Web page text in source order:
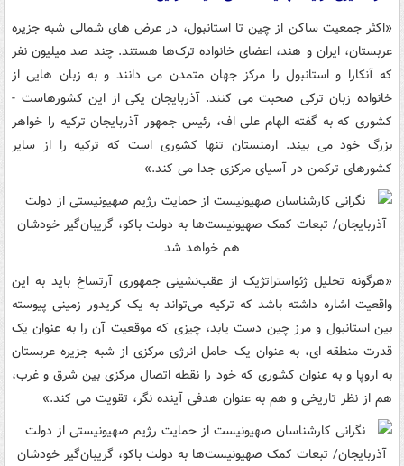
«اکثر جمعیت ساکن از چین تا استانبول، در عرض های شمالی شبه جزیره
عربستان، ایران و هند، اعضای خانواده ترک‌ها هستند. چند صد میلیون نفر
که آنکارا و استانبول را مرکز جهان متمدن می دانند و به زبان هایی از
خانواده زبان ترکی صحبت می کنند. آذربایجان یکی از این کشورهاست -
کشوری که به گفته الهام علی اف، رئیس جمهور آذربایجان ترکیه را خواهر
بزرگ خود می بیند. ارمنستان تنها کشوری است که ترکیه را از سایر
کشورهای ترکمن در آسیای مرکزی جدا می کند.»
«هرگونه تحلیل ژئواستراتژیک از عقب‌نشینی جمهوری آرتساخ باید به این
واقعیت اشاره داشته باشد که ترکیه می‌تواند به یک کریدور زمینی پیوسته
بین استانبول و مرز چین دست یابد، چیزی که موقعیت آن را به عنوان یک
قدرت منطقه ای، به عنوان یک حامل انرژی مرکزی از شبه جزیره عربستان
به اروپا و به عنوان کشوری که خود را نقطه اتصال مرکزی بین شرق و غرب،
هم از نظر تاریخی و هم به عنوان هدفی آینده نگر، تقویت می کند.»